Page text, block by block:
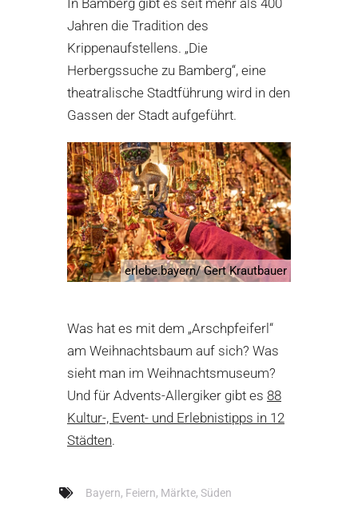
In Bamberg gibt es seit mehr als 400
Jahren die Tradition des
Krippenaufstellens. „Die
Herbergssuche zu Bamberg“, eine
theatralische Stadtführung wird in den
Gassen der Stadt aufgeführt.
erlebe.bayern/ Gert Krautbauer
Was hat es mit dem „Arschpfeiferl“
am Weihnachtsbaum auf sich? Was
sieht man im Weihnachtsmuseum?
Und für Advents-Allergiker gibt es 88
Kultur-, Event- und Erlebnistipps in 12
Städten.
Bayern, Feiern, Märkte, Süden